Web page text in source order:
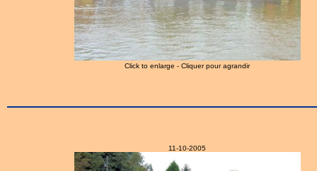
Click to enlarge - Cliquer pour agrandir
11-10-2005